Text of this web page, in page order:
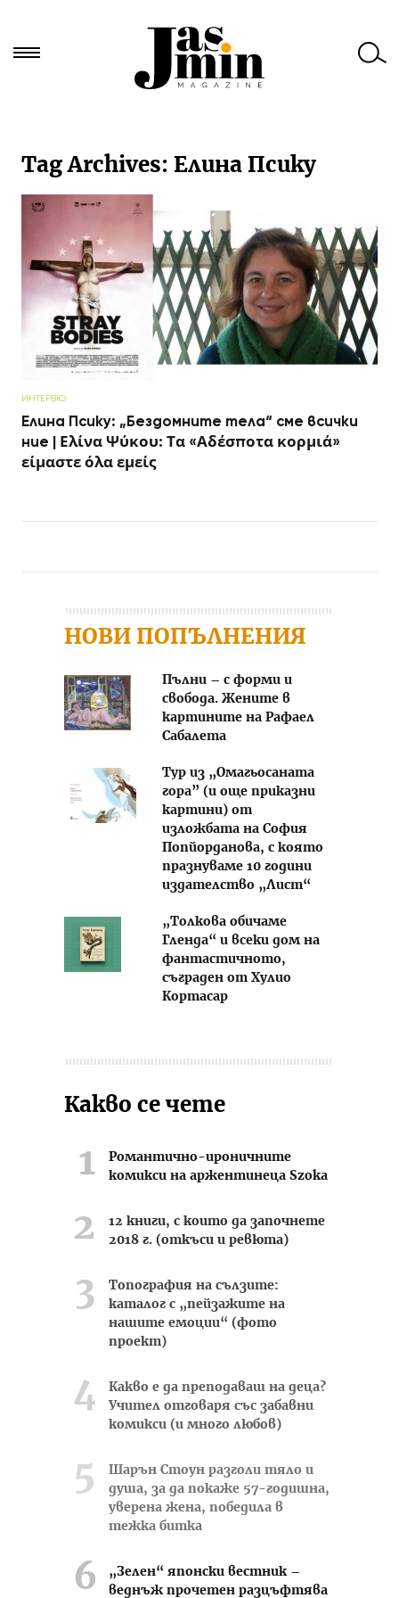
за:Tag Archives: Елина Псику
ИНТЕРВЮ
Елина Псику: „Бездомните тела“ сме всички
ние | Ελίνα Ψύκου: Τα «Αδέσποτα κορμιά»
είμαστε όλα εμείς
НОВИ ПОПЪЛНЕНИЯ
Пълни – с форми и
свобода. Жените в
картините на Рафаел
Сабалета
Тур из „Омагьосаната
гора” (и още приказни
картини) от
изложбата на София
Попйорданова, с която
празнуваме 10 години
издателство „Лист“
„Толкова обичаме
Гленда“ и всеки дом на
фантастичното,
съграден от Хулио
Кортасар
Какво се чете
Романтично-ироничните
комикси на аржентинеца Szoka
12 книги, с които да започнете
2018 г. (откъси и ревюта)
Топография на сълзите:
каталог с „пейзажите на
нашите емоции“ (фото
проект)
Какво е да преподаваш на деца?
Учител отговаря със забавни
комикси (и много любов)
Шарън Стоун разголи тяло и
душа, за да покаже 57-годишна,
уверена жена, победила в
тежка битка
„Зелен“ японски вестник –
веднъж прочетен разцъфтява